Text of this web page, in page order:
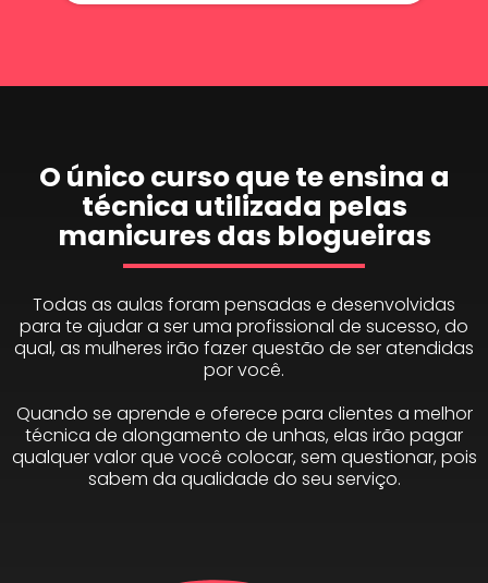
O único curso que te ensina a
técnica utilizada pelas
manicures das blogueiras
Todas as aulas foram pensadas e desenvolvidas
para te ajudar a ser uma profissional de sucesso, do
qual, as mulheres irão fazer questão de ser atendidas
por você.
Quando se aprende e oferece para clientes a melhor
técnica de alongamento de unhas, elas irão pagar
qualquer valor que você colocar, sem questionar, pois
sabem da qualidade do seu serviço.